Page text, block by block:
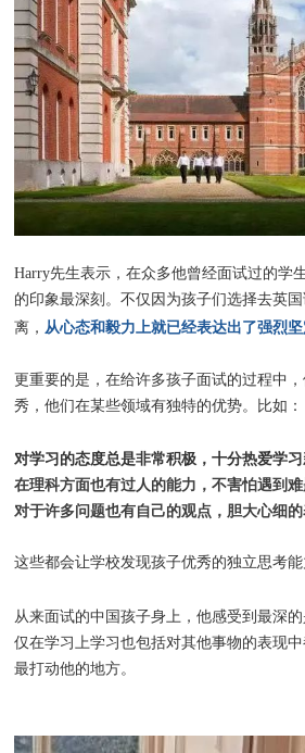
Harry先生表示，在众多他曾经面试过的学
的印象最深刻。不仅因为孩子们选择去英
离，从心态和毅力上就已经表达出了强烈坚
更重要的是，在给许多孩子面试的过程中
秀，他们在某些领域有独特的优势。比如：
对学习的态度总是非常积极，十分热爱学习
在理科方面也有过人的能力，不害怕遇到
对于许多问题也有自己的观点，胆大心细
这些都会让学校发现孩子优秀的独立思考能
从来面试的中国孩子身上，他感受到最深
仅在学习上学习也包括对其他事物的表现
最打动他的地方。